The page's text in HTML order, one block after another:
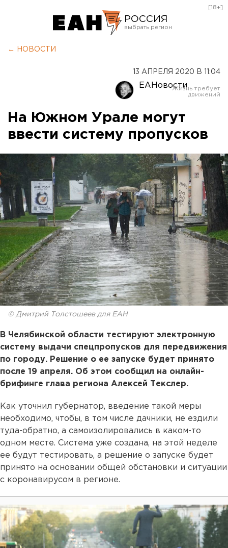
РОССИЯ
Оренбург
[18+]
← НОВОСТИ
13 АПРЕЛЯ 2020 В 11:04
ЕАНовости
На Южном Урале могут
ввести систему пропусков
© Дмитрий Толстошеев для ЕАН
В Челябинской области тестируют электронную
систему выдачи спецпропусков для передвижения
по городу. Решение о ее запуске будет принято
после 19 апреля. Об этом сообщил на онлайн-
брифинге глава региона Алексей Текслер.
Как уточнил губернатор, введение такой меры
необходимо, чтобы, в том числе дачники, не ездили
туда-обратно, а самоизолировались в каком-то
одном месте. Система уже создана, на этой неделе
ее будут тестировать, а решение о запуске будет
принято на основании общей обстановки и ситуации
с коронавирусом в регионе.